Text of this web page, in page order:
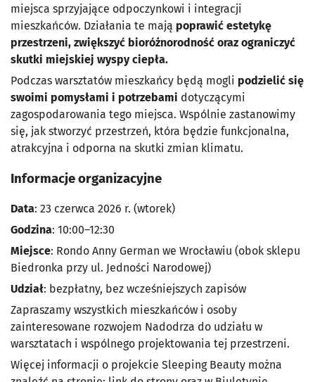
miejsca sprzyjające odpoczynkowi i integracji
mieszkańców. Działania te mają poprawić estetykę
przestrzeni, zwiększyć bioróżnorodność oraz ograniczyć
skutki miejskiej wyspy ciepła.
Podczas warsztatów mieszkańcy będą mogli podzielić się
swoimi pomysłami i potrzebami dotyczącymi
zagospodarowania tego miejsca. Wspólnie zastanowimy
się, jak stworzyć przestrzeń, która będzie funkcjonalna,
atrakcyjna i odporna na skutki zmian klimatu.
Informacje organizacyjne
Data: 23 czerwca 2026 r. (wtorek)
Godzina: 10:00–12:30
Miejsce: Rondo Anny German we Wrocławiu (obok sklepu
Biedronka przy ul. Jedności Narodowej)
Udział: bezpłatny, bez wcześniejszych zapisów
Zapraszamy wszystkich mieszkańców i osoby
zainteresowane rozwojem Nadodrza do udziału w
warsztatach i wspólnego projektowania tej przestrzeni.
Więcej informacji o projekcie Sleeping Beauty można